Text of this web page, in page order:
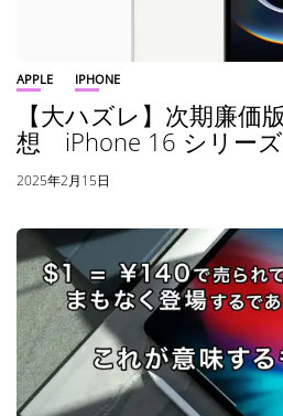
APPLE IPHONE
【大ハズレ】次期廉価
想 iPhone 16 シリー
2025年2月15日